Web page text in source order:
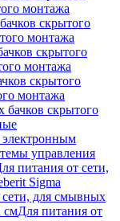
монтажа
скрытого
монтажа
скрытого
монтажа
скрытого
монтажа
бачков скрытого
управления
питания от сети,
Sigma
сети, для смывных
смДля питания от